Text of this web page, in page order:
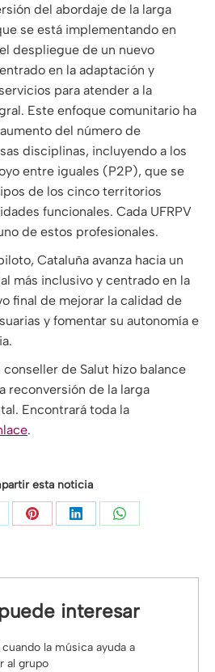
del abordaje de la larga
se está implementando en
despliegue de un nuevo
en la adaptación y
para atender a la
Este enfoque comunitario ha
del número de
disciplinas, incluyendo a los
entre iguales (P2P), que se
de los cinco territorios
funcionales. Cada UFRPV
de estos profesionales.
Cataluña avanza hacia un
más inclusivo y centrado en la
final de mejorar la calidad de
y fomentar su autonomía e
de Salut hizo balance
reconversión de la larga
Encontrará toda la
.
esta noticia
Share
Share
Share
interesar
la música ayuda a
al grupo